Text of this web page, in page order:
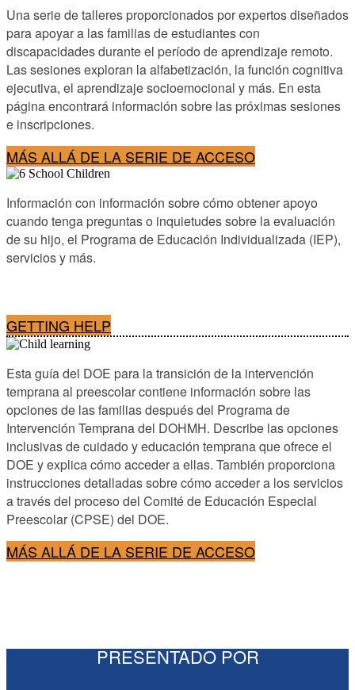
Una serie de talleres proporcionados por expertos diseñados
para apoyar a las familias de estudiantes con
discapacidades durante el período de aprendizaje remoto.
Las sesiones exploran la alfabetización, la función cognitiva
ejecutiva, el aprendizaje socioemocional y más. En esta
página encontrará información sobre las próximas sesiones
e inscripciones.
MÁS ALLÁ DE LA SERIE DE ACCESO
Información con información sobre cómo obtener apoyo
cuando tenga preguntas o inquietudes sobre la evaluación
de su hijo, el Programa de Educación Individualizada (IEP),
servicios y más.
GETTING HELP
Esta guía del DOE para la transición de la intervención
temprana al preescolar contiene información sobre las
opciones de las familias después del Programa de
Intervención Temprana del DOHMH. Describe las opciones
inclusivas de cuidado y educación temprana que ofrece el
DOE y explica cómo acceder a ellas. También proporciona
instrucciones detalladas sobre cómo acceder a los servicios
a través del proceso del Comité de Educación Especial
Preescolar (CPSE) del DOE.
MÁS ALLÁ DE LA SERIE DE ACCESO
PRESENTADO POR